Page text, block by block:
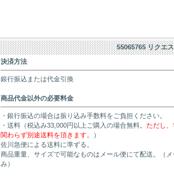
55065765 リクエ
決済方法
銀行振込または代金引換
商品代金以外の必要料金
・銀行振込の場合は振り込み手数料をご負担ください。
・送料（税込み33,000円以上ご購入の場合無料。 ただし
関わらず別途送料を頂きます。
）
佐川急便による送料に準ずる。
商品重量、サイズで可能なものはメール便にて配送。（
み）